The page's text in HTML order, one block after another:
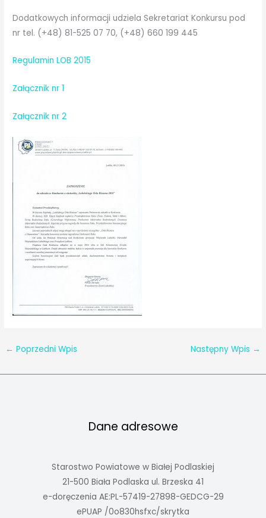
Dodatkowych informacji udziela Sekretariat Konkursu pod
nr tel. (+48) 81-525 07 70, (+48) 660 199 445
Regulamin LOB 2015
Załącznik nr 1
Załącznik nr 2
← Poprzedni Wpis Następny Wpis →
Dane adresowe
Starostwo Powiatowe w Białej Podlaskiej
21-500 Biała Podlaska ul. Brzeska 41
e-doręczenia AE:PL-57419-27898-GEDCG-29
ePUAP /0o830hsfxc/skrytka